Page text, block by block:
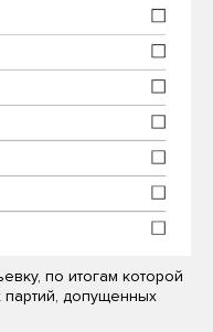
по итогам которой
партий, допущенных